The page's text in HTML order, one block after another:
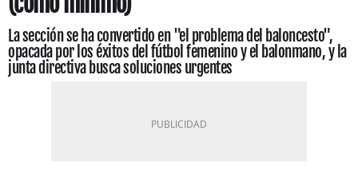
La sección se ha convertido en "el problema del baloncesto",
opacada por los éxitos del fútbol femenino y el balonmano, y la
junta directiva busca soluciones urgentes